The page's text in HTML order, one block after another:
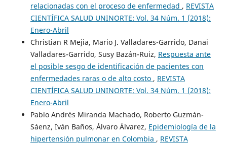
relacionadas con el proceso de enfermedad , REVISTA
CIENTÍFICA SALUD UNINORTE: Vol. 34 Núm. 1 (2018):
Enero-Abril
Christian R Mejia, Mario J. Valladares-Garrido, Danai
Valladares-Garrido, Susy Bazán-Ruiz, Respuesta ante
el posible sesgo de identificación de pacientes con
enfermedades raras o de alto costo , REVISTA
CIENTÍFICA SALUD UNINORTE: Vol. 34 Núm. 1 (2018):
Enero-Abril
Pablo Andrés Miranda Machado, Roberto Guzmán-
Sáenz, Iván Baños, Álvaro Álvarez, Epidemiología de la
hipertensión pulmonar en Colombia , REVISTA